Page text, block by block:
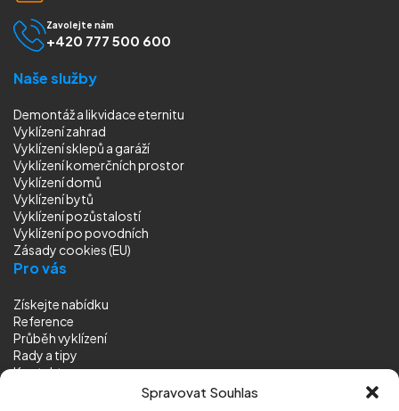
Spravovat Souhlas
Zavolejte nám
+420 777 500 600
Naše služby
Demontáž a likvidace eternitu
Vyklízení zahrad
Vyklízení sklepů a garáží
Vyklízení komerčních prostor
Vyklízení domů
Vyklízení bytů
Vyklízení pozůstalostí
Vyklízenípo povodních
Zásady cookies (EU)
Pro vás
Získejte nabídku
Reference
Průběh vyklízení
Rady a tipy
Kontakt